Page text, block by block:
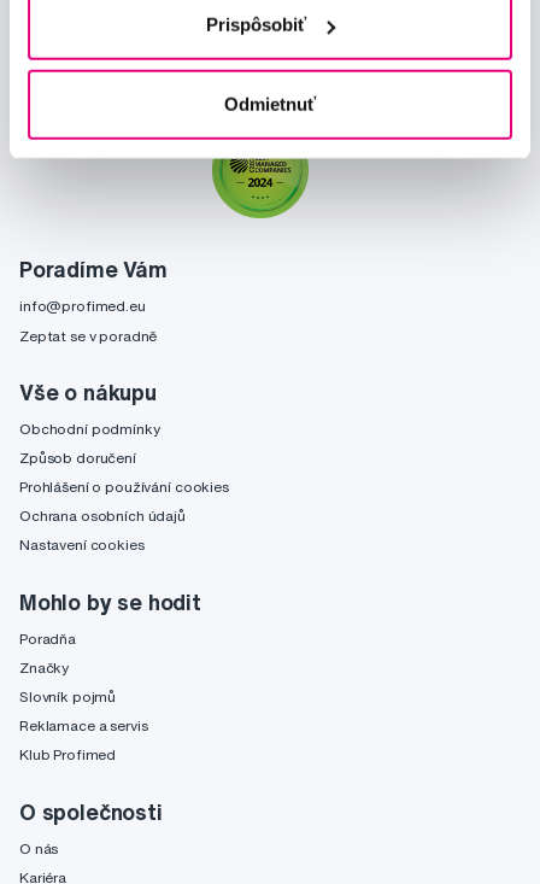
Prispôsobiť
Odmietnuť
Poradíme Vám
info@profimed.eu
Zeptat se v poradně
Vše o nákupu
Obchodní podmínky
Způsob doručení
Prohlášení o používání cookies
Ochrana osobních údajů
Nastavení cookies
Mohlo by se hodit
Poradňa
Značky
Slovník pojmů
Reklamace a servis
Klub Profimed
O společnosti
O nás
Kariéra
Chci dostávat informace o novinkách a akčních nabídkách